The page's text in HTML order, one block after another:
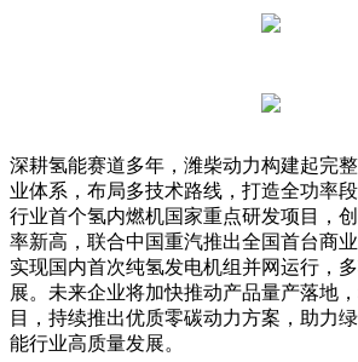
深耕氢能赛道多年，潍柴动力构建起完
业体系，布局多技术路线，打造全功率
行业首个氢内燃机国家重点研发项目，
率新高，联合中国重汽推出全国首台商
实现国内首次纯氢发电机组并网运行，
展。未来企业将加快推动产品量产落地
目，持续推出优质零碳动力方案，助力
能行业高质量发展。